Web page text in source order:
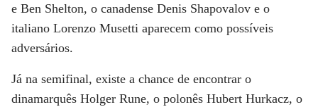
e Ben Shelton, o canadense Denis Shapovalov e o
italiano Lorenzo Musetti aparecem como possíveis
adversários.
Já na semifinal, existe a chance de encontrar o
dinamarquês Holger Rune, o polonês Hubert Hurkacz, o